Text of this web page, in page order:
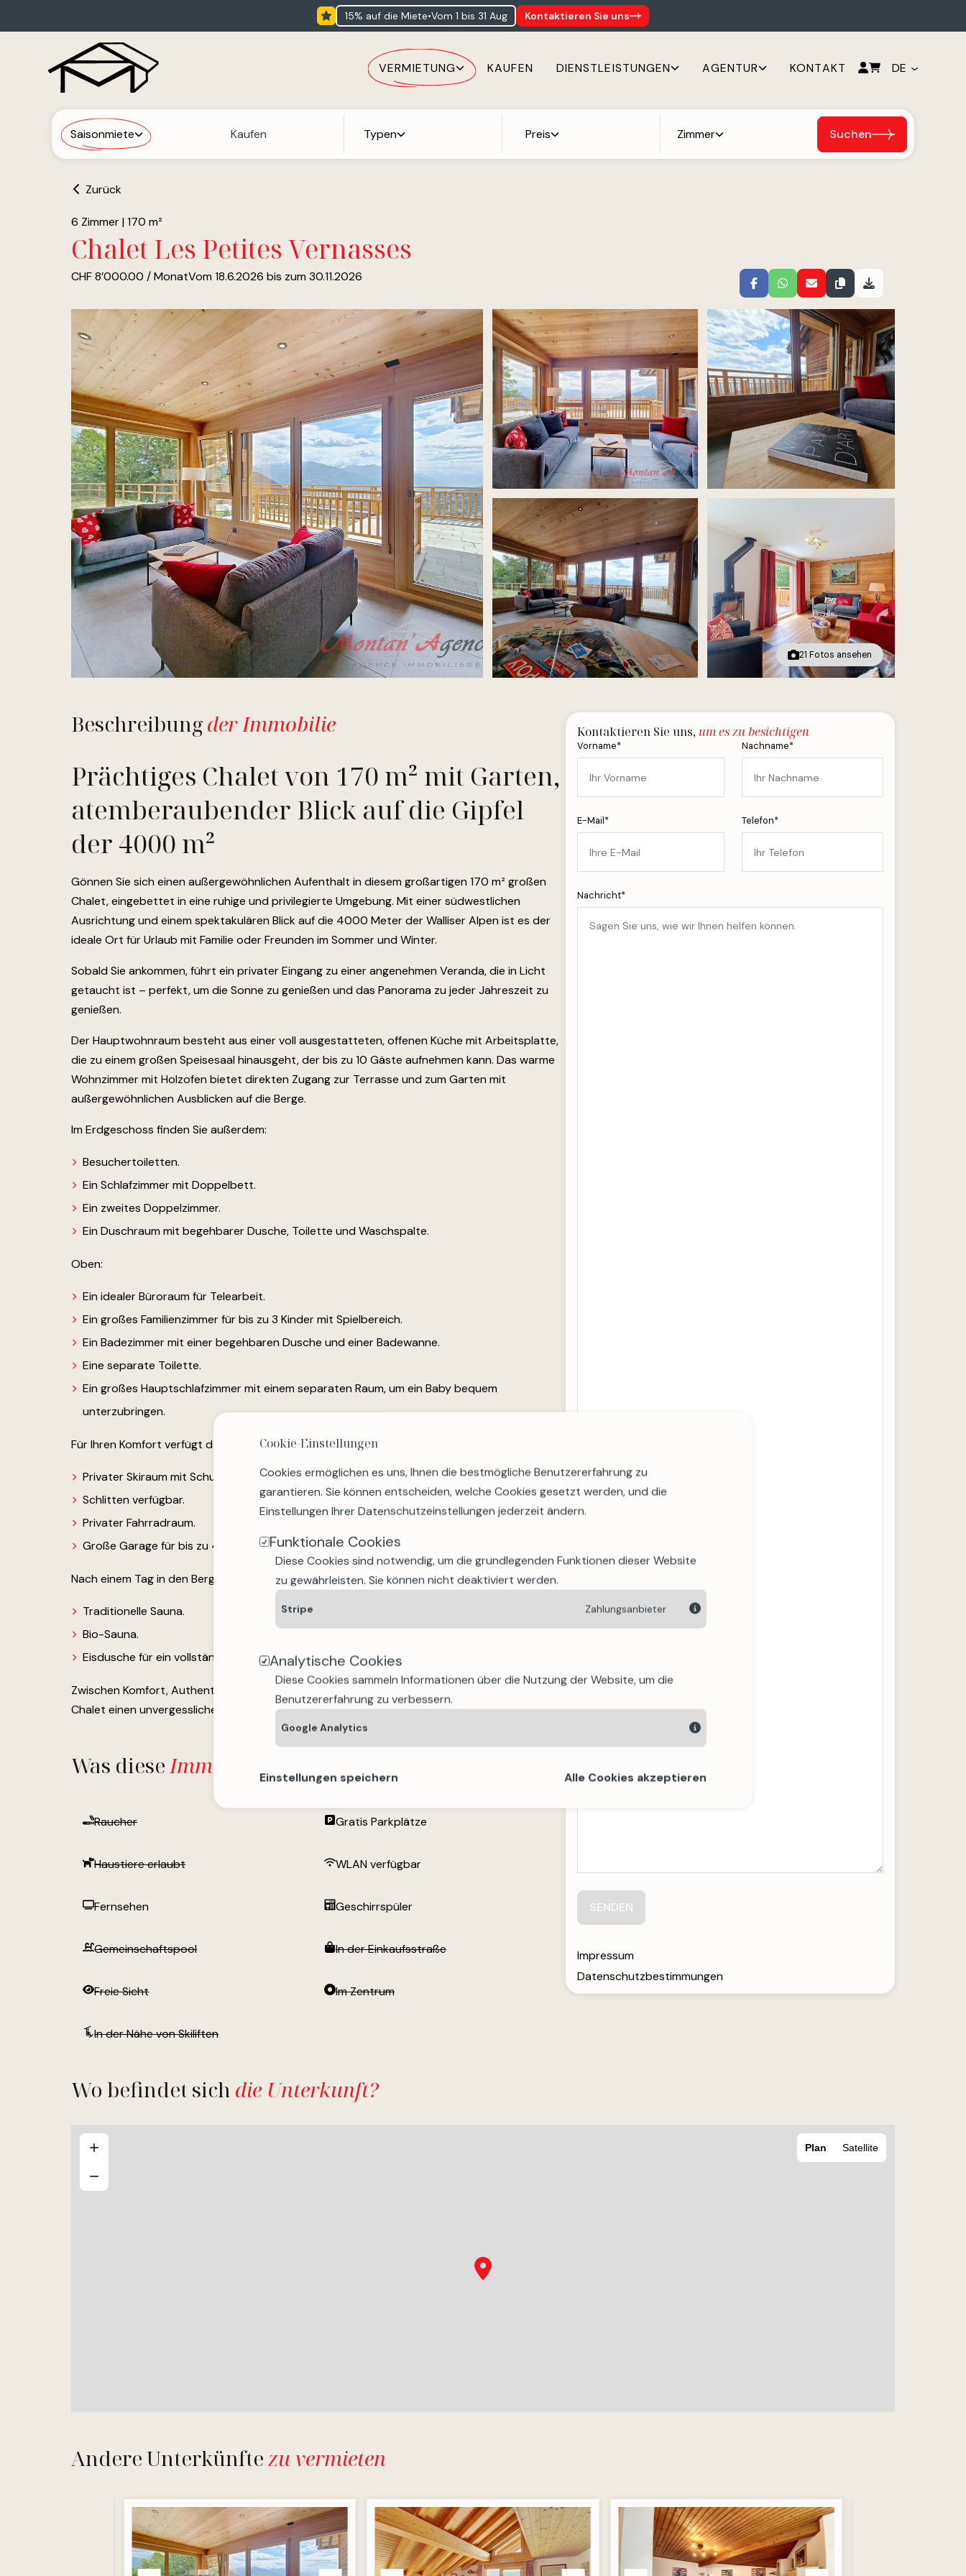
15% auf die Miete• vom 1 bis 31 Aug Kontaktieren Sie uns
VERMIETUNG KAUFEN DIENSTLEISTUNGEN AGENTUR KONTAKT DE
Saisonmiete Kaufen Typen Preis Zimmer Suchen
Zurück
6 Zimmer|170 m²
Chalet Les Petites Vernasses
CHF 8’000.00 / MonatVom 18.6.2026 bis zum 30.11.2026
21 Fotos ansehen
Beschreibungder Immobilie
Prächtiges Chalet von 170 m² mit Garten,
atemberaubender Blick auf die Gipfel
der 4000 m²
Gönnen Sie sich einen außergewöhnlichen Aufenthalt in diesem großartigen 170 m² großen
Chalet, eingebettet in eine ruhige und privilegierte Umgebung. Mit einer südwestlichen
Ausrichtung und einem spektakulären Blick auf die 4000 Meter der Walliser Alpen ist es der
ideale Ort für Urlaub mit Familie oder Freunden im Sommer und Winter.
Sobald Sie ankommen, führt ein privater Eingang zu einer angenehmen Veranda, die in Licht
getaucht ist – perfekt, um die Sonne zu genießen und das Panorama zu jeder Jahreszeit zu
genießen.
Der Hauptwohnraum besteht aus einer voll ausgestatteten, offenen Küche mit Arbeitsplatte,
die zu einem großen Speisesaal hinausgeht, der bis zu 10 Gäste aufnehmen kann. Das warme
Wohnzimmer mit Holzofen bietet direkten Zugang zur Terrasse und zum Garten mit
außergewöhnlichen Ausblicken auf die Berge.
Im Erdgeschoss finden Sie außerdem:
Besuchertoiletten.
Ein Schlafzimmer mit Doppelbett.
Ein zweites Doppelzimmer.
Ein Duschraum mit begehbarer Dusche, Toilette und Waschspalte.
Oben:
Ein idealer Büroraum für Telearbeit.
Ein großes Familienzimmer für bis zu 3 Kinder mit Spielbereich.
Ein Badezimmer mit einer begehbaren Dusche und einer Badewanne.
Eine separate Toilette.
Ein großes Hauptschlafzimmer mit einem separaten Raum, um ein Baby bequem
unterzubringen.
Für Ihren Komfort verfügt das Chalet außerdem über viele Einrichtungen:
Privater Skiraum mit Schuhtrockner.
Schlitten verfügbar.
Privater Fahrradraum.
Große Garage für bis zu 4 Fahrzeuge.
Nach einem Tag in den Bergen genießen Sie den privaten Wellnessbereich, darunter:
Traditionelle Sauna.
Bio-Sauna.
Eisdusche für ein vollständiges Entspannungserlebnis.
Zwischen Komfort, Authentizität und außergewöhnlichem Panorama verspricht Ihnen dieses
Chalet einen unvergesslichen Aufenthalt im Herzen der Alpen.
Was dieseImmobilie
Raucher Gratis Parkplätze
Haustiere erlaubt WLAN verfügbar
Fernsehen Geschirrspüler
Gemeinschaftspool In der Einkaufsstraße
Freie Sicht Im Zentrum
In der Nähe von Skiliften
Kontaktieren Sie uns, um es zu besichtigen
Vorname* Nachname*
E-Mail* Telefon*
Nachricht*
SENDEN
Impressum
Datenschutzbestimmungen
Wo befindet sich die Unterkunft?
Plan Satellite
Andere Unterkünftezu vermieten
Cookie-Einstellungen
Cookies ermöglichen es uns, Ihnen die bestmögliche Benutzererfahrung zu
garantieren. Sie können entscheiden, welche Cookies gesetzt werden, und die
Einstellungen Ihrer Datenschutzeinstellungen jederzeit ändern.
Funktionale Cookies
Diese Cookies sind notwendig, um die grundlegenden Funktionen dieser Website
zu gewährleisten. Sie können nicht deaktiviert werden.
Stripe Zahlungsanbieter
Analytische Cookies
Diese Cookies sammeln Informationen über die Nutzung der Website, um die
Benutzererfahrung zu verbessern.
Google Analytics
Einstellungen speichern Alle Cookies akzeptieren